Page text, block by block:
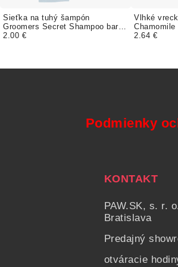
Sieťka na tuhý šampón
Groomers Secret Shampoo bar
foamer bag
2.00 €
Vlhké
Chamomile
2.64 €
Podmienky
KONTAKT
PAW.SK, s. r.
Bratislava
Predajný
otváracie